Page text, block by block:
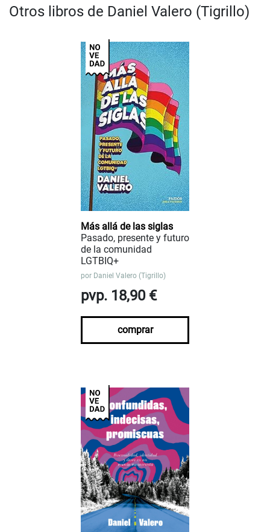
Otros libros de Daniel Valero (Tigrillo)
Más allá de las siglas
Pasado, presente y futuro
de la comunidad
LGTBIQ+
por Daniel Valero (Tigrillo)
pvp. 18,90 €
comprar